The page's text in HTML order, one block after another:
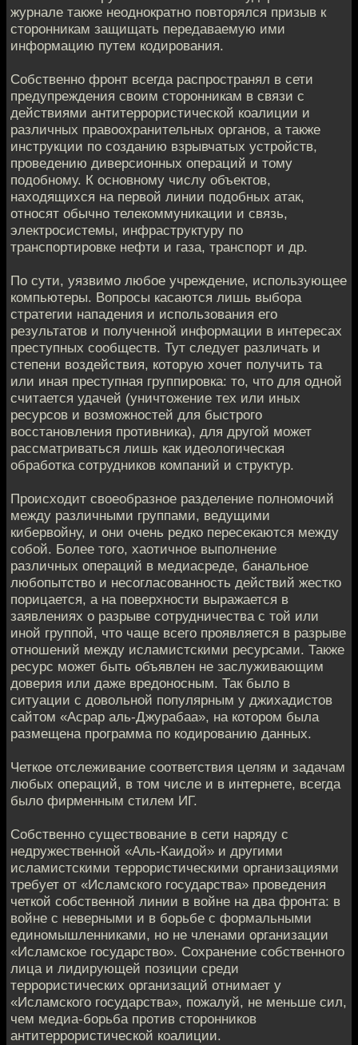
журнале также неоднократно повторялся призыв к
сторонникам защищать передаваемую ими
информацию путем кодирования.
Собственно фронт всегда распространял в сети
предупреждения своим сторонникам в связи с
действиями антитеррористической коалиции и
различных правоохранительных органов, а также
инструкции по созданию взрывчатых устройств,
проведению диверсионных операций и тому
подобному. К основному числу объектов,
находящихся на первой линии подобных атак,
относят обычно телекоммуникации и связь,
электросистемы, инфраструктуру по
транспортировке нефти и газа, транспорт и др.
По сути, уязвимо любое учреждение, использующее
компьютеры. Вопросы касаются лишь выбора
стратегии нападения и использования его
результатов и полученной информации в интересах
преступных сообществ. Тут следует различать и
степени воздействия, которую хочет получить та
или иная преступная группировка: то, что для одной
считается удачей (уничтожение тех или иных
ресурсов и возможностей для быстрого
восстановления противника), для другой может
рассматриваться лишь как идеологическая
обработка сотрудников компаний и структур.
Происходит своеобразное разделение полномочий
между различными группами, ведущими
кибервойну, и они очень редко пересекаются между
собой. Более того, хаотичное выполнение
различных операций в медиасреде, банальное
любопытство и несогласованность действий жестко
порицается, а на поверхности выражается в
заявлениях о разрыве сотрудничества с той или
иной группой, что чаще всего проявляется в разрыве
отношений между исламистскими ресурсами. Также
ресурс может быть объявлен не заслуживающим
доверия или даже вредоносным. Так было в
ситуации с довольной популярным у джихадистов
сайтом «Асрар аль-Джурабаа», на котором была
размещена программа по кодированию данных.
Четкое отслеживание соответствия целям и задачам
любых операций, в том числе и в интернете, всегда
было фирменным стилем ИГ.
Собственно существование в сети наряду с
недружественной «Аль-Каидой» и другими
исламистскими террористическими организациями
требует от «Исламского государства» проведения
четкой собственной линии в войне на два фронта: в
войне с неверными и в борьбе с формальными
единомышленниками, но не членами организации
«Исламское государство». Сохранение собственного
лица и лидирующей позиции среди
террористических организаций отнимает у
«Исламского государства», пожалуй, не меньше сил,
чем медиа-борьба против сторонников
антитеррористической коалиции.